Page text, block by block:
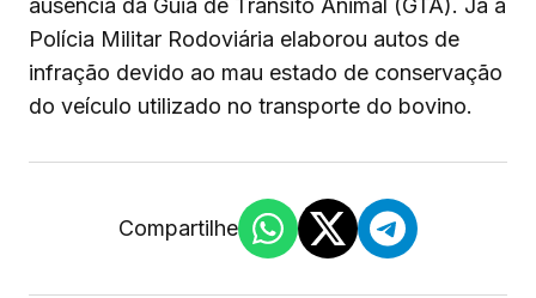
ausência da Guia de Trânsito Animal (GTA). Já a
Polícia Militar Rodoviária elaborou autos de
infração devido ao mau estado de conservação
do veículo utilizado no transporte do bovino.
Compartilhe